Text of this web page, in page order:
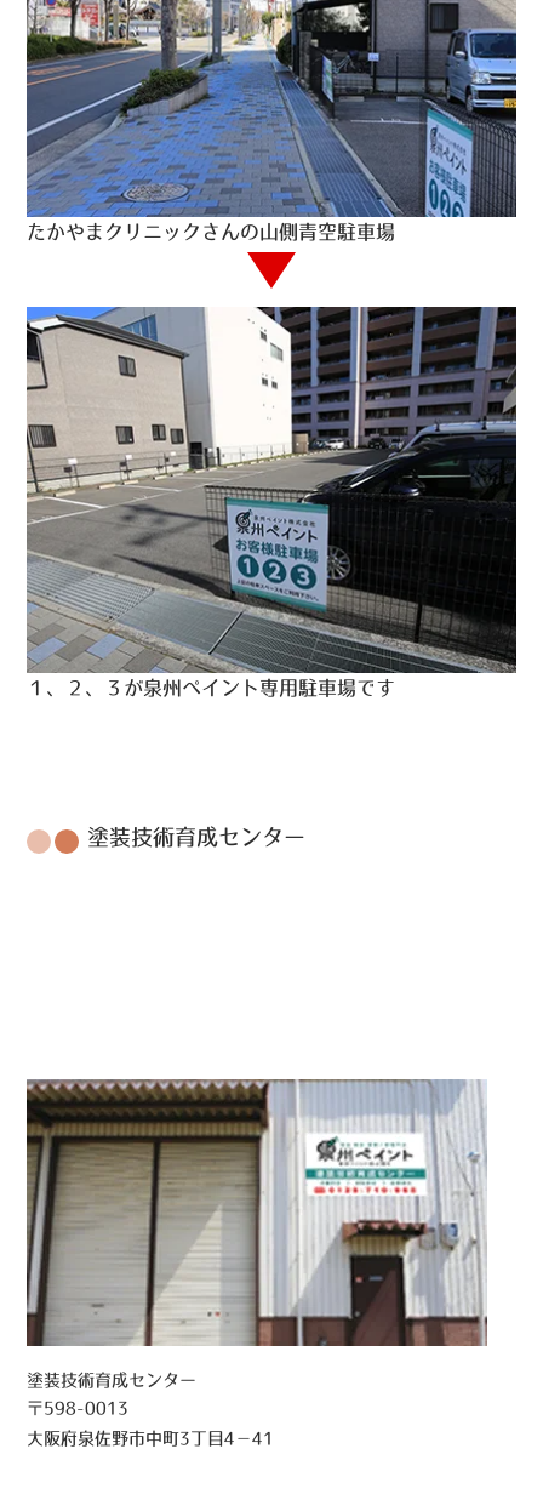
たかやまクリニックさんの山側青空駐車場
１、２、３が泉州ペイント専用駐車場です
塗装技術育成センター
塗装技術育成センター
〒598-0013
大阪府泉佐野市中町3丁目4－41